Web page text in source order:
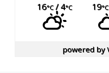
16°C/ 4°C 19°C
powered by